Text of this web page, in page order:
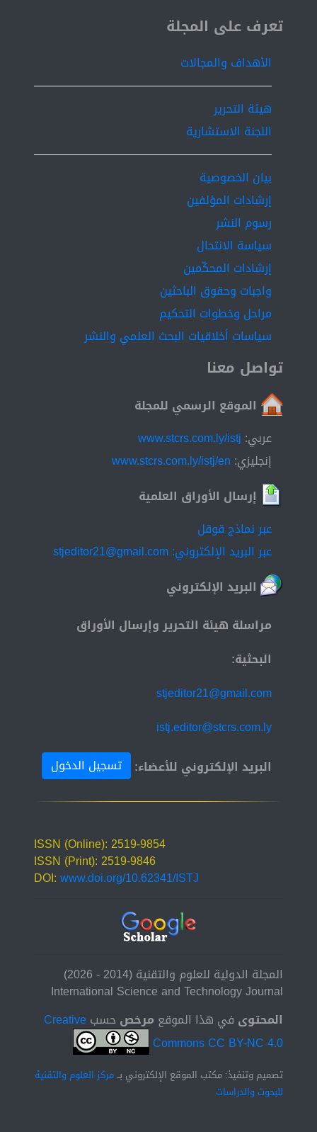
improving operational efficiency. Additionally, the study
presented a set of recommendations that are hoped to
be followed within the institution............ Key words:.....
Artificial Intelligence, Decision-Making Process, The
employees, faculty members.
ISSN 2519-9854
تعرف على المجلة
الأهداف والمجالات
هيئة التحرير
اللجنة الاستشارية
بيان الخصوصية
إرشادات المؤلفين
رسوم النشر
سياسة الانتحال
إرشادات المحكّمين
واجبات وحقوق الباحثين
مراحل وخطوات التحكيم
سياسات أخلاقيات البحث العلمي والنشر
تواصل معنا
الموقع الرسمي للمجلة
عربي: www.stcrs.com.ly/istj
إنجليزي: www.stcrs.com.ly/istj/en
إرسال الأوراق العلمية
عبر نماذج قوقل
عبر البريد الإلكتروني: stjeditor21@gmail.com
البريد الإلكتروني
مراسلة هيئة التحرير وإرسال الأوراق
البحثية:
stjeditor21@gmail.com
istj.editor@stcrs.com.ly
البريد الإلكتروني للأعضاء:
تسجيل الدخول
ISSN (Online): 2519-9854
ISSN (Print): 2519-9846
DOI:www.doi.org/10.62341/ISTJ
المجلة الدولية للعلوم والتقنية (2014 - 2026)
International Science and Technology Journal
المحتوى في هذا الموقع مرخصحسبCreative
Commons CC BY-NC 4.0
تصميم وتنفيذ: مكتب الموقع الإلكتروني بــمركز العلوم والتقنية
للبحوث والدراسات